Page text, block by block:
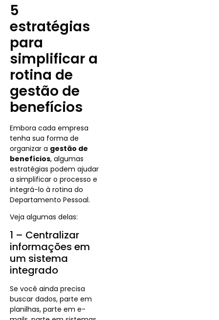
5
estratégias
para
simplificar a
rotina de
gestão de
benefícios
Embora cada empresa
tenha sua forma de
organizar a gestão de
benefícios, algumas
estratégias podem ajudar
a simplificar o processo e
integrá-lo à rotina do
Departamento Pessoal.
Veja algumas delas:
1 – Centralizar
informações em
um sistema
integrado
Se você ainda precisa
buscar dados, parte em
planilhas, parte em e-